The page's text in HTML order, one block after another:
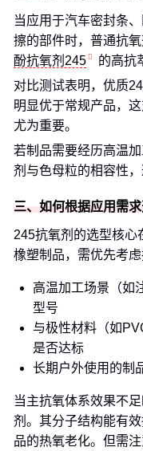
当应用于汽车密封条
擦的部件时，普通抗
酚抗氧剂245
的高抗
对比测试表明，优质
明显优于常规产品，
尤为重要。
若制品需要经历高温
剂与色母粒的相容性
三、如何根据应用需求
245抗氧剂的选型核心
橡塑制品，需优先考
高温加工场景（如
型号
与极性材料（如
是否达标
长期户外使用的制
当主抗氧体系效果不
剂。其分子结构能有
品的热氧老化。但需